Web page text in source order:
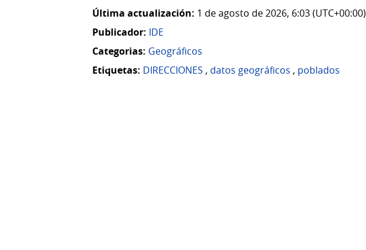
Última actualización: 1 de agosto de 2026, 6:03 (UTC+00:00)
Publicador: IDE
Categorias: Geográficos
Etiquetas: DIRECCIONES , datos geográficos , poblados